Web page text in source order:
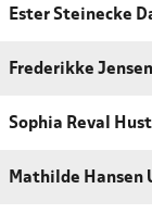
Ester Steinecke
Frederikke Jensen
Sophia Reval
Mathilde Hansen